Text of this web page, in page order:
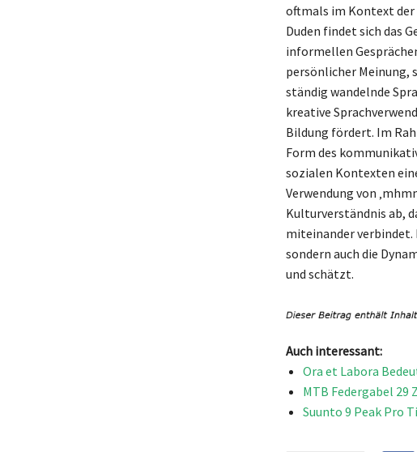
oftmals im Kontext der
Duden findet sich das
informellen
persönlicher Meinung,
ständig wandelnde
kreative
Bildung fördert. Im
Form des
sozialen Kontexten
Verwendung von
Kulturverständnis ab,
miteinander verbindet.
sondern auch die
und schätzt.
Auch interessant:
Ora et Labora
MTB Federgabel 29
Suunto 9 Peak Pro